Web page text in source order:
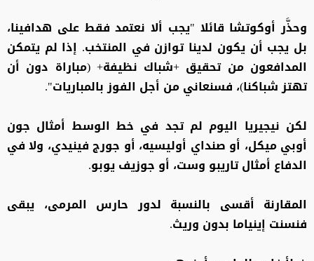
وحذَّر أوكوتشا قائلا "يجب ألا نعتمد فقط على هدافينا،
بل يجب أن يكون لدينا توازن في المنتخب. إذا لم يتمكن
المدافعون من تحقيق +شباك نظيفة+ (مباراة دون أن
تهتز شباكنا)، فسنعاني من أجل الفوز بالمباريات".
لكن نيجيريا اليوم لم تجد في خط الوسط أمثال جون
أوبي ميكل، أو صنداي أوليسيه، أو جورج فينيدي، ولا في
الدفاع أمثال تاريبو وست، أو جوزيف يوبو.
المقارنة أقسى بالنسبة لدور حارس المرمى، يبقى
فنسنت إينياما بدون وريث.